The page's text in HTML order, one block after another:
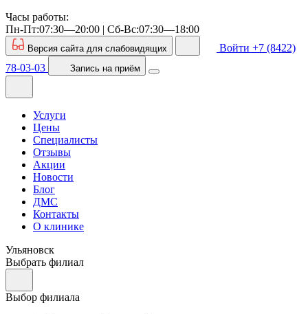
Часы работы:
Пн-Пт:07:30—20:00 | Cб-Вс:07:30—18:00
Версия сайта для слабовидящих Войти +7 (8422)
78-03-03
Запись на приём
Услуги
Цены
Специалисты
Отзывы
Акции
Новости
Блог
ДМС
Контакты
О клинике
Ульяновск
Выбрать филиал
Выбор филиала